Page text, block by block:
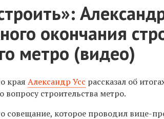
окончания
метро (видео)
краяАлександр Усс рассказал об
вопросу строительства метро.
совещание, которое проводил вице-